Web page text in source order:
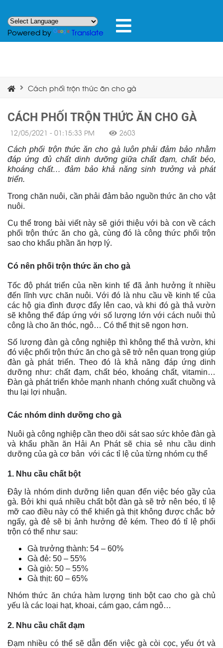
Powered by Translate
Cách phối trộn thức ăn cho gà
CÁCH PHỐI TRỘN THỨC ĂN CHO GÀ
12/05/2021 - 01:15:33 PM 2603
Cách phối trộn thức ăn cho gà luôn phải đảm bảo nhằm
đáp ứng đủ chất dinh dưỡng giữa chất đạm, chất béo,
khoáng chất… đảm bảo khả năng sinh trưởng và phát
triển.
Trong chăn nuôi, cần phải đảm bảo nguồn thức ăn cho vật
nuôi.
Cụ thể trong bài viết này sẽ giới thiệu với bà con về cách
phối trộn thức ăn cho gà, cùng đó là công thức phối trộn
sao cho khẩu phần ăn hợp lý.
Có nên phối trộn thức ăn cho gà
Tốc độ phát triển của nền kinh tế đã ảnh hưởng ít nhiều
đến lĩnh vực chăn nuôi. Với đó là nhu cầu về kinh tế của
các hộ gia đình được đẩy lên cao, và khi đó gà thả vườn
sẽ không thể đáp ứng với số lượng lớn với cách nuôi thủ
công là cho ăn thóc, ngô… Có thể thịt sẽ ngon hơn.
Số lượng đàn gà công nghiệp thì không thể thả vườn, khi
đó việc phối trộn thức ăn cho gà sẽ trở nên quan trọng giúp
đàn gà phát triển. Theo đó là khả năng đáp ứng dinh
dưỡng như: chất đạm, chất béo, khoáng chất, vitamin…
Đàn gà phát triển khỏe mạnh nhanh chóng xuất chuồng và
thu lại lợi nhuận.
Các nhóm dinh dưỡng cho gà
Nuôi gà công nghiệp cần theo dõi sát sao sức khỏe đàn gà
và khẩu phần ăn Hải An Phát sẽ chia sẻ nhu cầu dinh
dưỡng của gà cơ bản với các tỉ lệ của từng nhóm cụ thể
1. Nhu cầu chất bột
Đây là nhóm dinh dưỡng liên quan đến việc béo gầy của
gà. Bởi khi quá nhiều chất bột đàn gà sẽ trở nên béo, tỉ lệ
mỡ cao điều này có thể khiến gà thịt không được chắc bở
ngấy, gà đẻ sẽ bị ảnh hưởng đẻ kém. Theo đó tỉ lệ phối
trộn có thể như sau:
Gà trưởng thành: 54 – 60%
Gà đẻ: 50 – 55%
Gà giò: 50 – 55%
Gà thịt: 60 – 65%
Nhóm thức ăn chứa hàm lượng tinh bột cao cho gà chủ
yếu là các loại hạt, khoai, cám gạo, cám ngô…
2. Nhu cầu chất đạm
Đạm nhiều có thể sẽ dẫn đến việc gà còi cọc, yếu ớt và